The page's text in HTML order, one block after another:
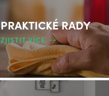
PRAKTICKÉ RADY
ZJISTIT VÍCE